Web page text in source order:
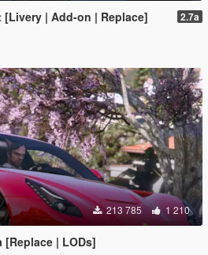
[Livery | Add-on | Replace] 2.7a
213 785 1 210
[Replace | LODs]